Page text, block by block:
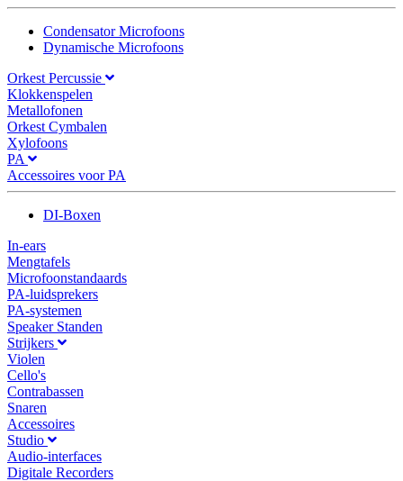
Condensator Microfoons
Dynamische Microfoons
Orkest Percussie
Klokkenspelen
Metallofonen
Orkest Cymbalen
Xylofoons
PA
Accessoires voor PA
DI-Boxen
In-ears
Mengtafels
Microfoonstandaards
PA-luidsprekers
PA-systemen
Speaker Standen
Strijkers
Violen
Cello's
Contrabassen
Snaren
Accessoires
Studio
Audio-interfaces
Digitale Recorders